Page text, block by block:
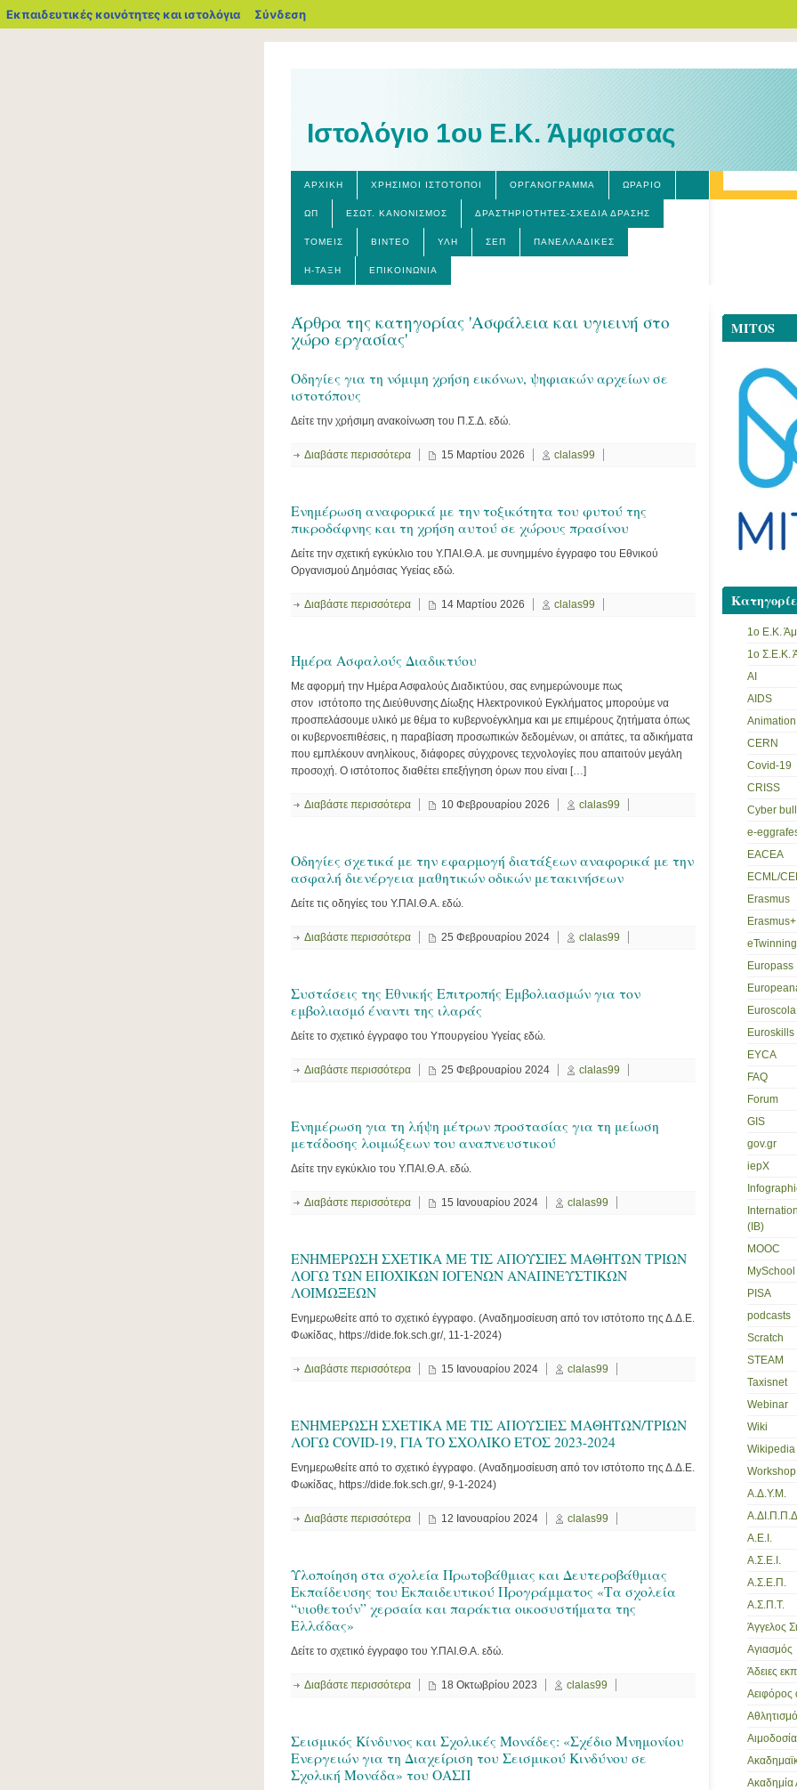
Εκπαιδευτικές κοινότητες και ιστολόγια blogs.sch.gr
Σύνδεση
Ιστολόγιο 1ου Ε.Κ. Άμφισσας
ΑΡΧΙΚΉ ΧΡΗΣΙΜΟΙ ΙΣΤΟΤΟΠΟΙ ΟΡΓΑΝΌΓΡΑΜΜΑ ΩΡΆΡΙΟ
ΩΠ ΕΣΩΤ. ΚΑΝΟΝΙΣΜΌΣ ΔΡΑΣΤΗΡΙΌΤΗΤΕΣ-ΣΧΈΔΙΑ ΔΡΆΣΗΣ
ΤΟΜΕΊΣ ΒΊΝΤΕΟ ΎΛΗ ΣΕΠ ΠΑΝΕΛΛΑΔΙΚΈΣ
Η-ΤΆΞΗ ΕΠΙΚΟΙΝΩΝΊΑ
Άρθρα της κατηγορίας 'Ασφάλεια και υγιεινή στο
χώρο εργασίας'
Οδηγίες για τη νόμιμη χρήση εικόνων, ψηφιακών αρχείων σε
ιστοτόπους
Δείτε την χρήσιμη ανακοίνωση του Π.Σ.Δ. εδώ.
Διαβάστε περισσότερα 15 Μαρτίου 2026 clalas99
Ενημέρωση αναφορικά με την τοξικότητα του φυτού της
πικροδάφνης και τη χρήση αυτού σε χώρους πρασίνου
Δείτε την σχετική εγκύκλιο του Υ.ΠΑΙ.Θ.Α. με συνημμένο έγγραφο του Εθνικού
Οργανισμού Δημόσιας Υγείας εδώ.
Διαβάστε περισσότερα 14 Μαρτίου 2026 clalas99
Ημέρα Ασφαλούς Διαδικτύου
Με αφορμή την Ημέρα Ασφαλούς Διαδικτύου, σας ενημερώνουμε πως
στον ιστότοπο της Διεύθυνσης Δίωξης Ηλεκτρονικού Εγκλήματος μπορούμε να
προσπελάσουμε υλικό με θέμα το κυβερνοέγκλημα και με επιμέρους ζητήματα όπως
οι κυβερνοεπιθέσεις, η παραβίαση προσωπικών δεδομένων, οι απάτες, τα αδικήματα
που εμπλέκουν ανηλίκους, διάφορες σύγχρονες τεχνολογίες που απαιτούν μεγάλη
προσοχή. Ο ιστότοπος διαθέτει επεξήγηση όρων που είναι […]
Διαβάστε περισσότερα 10 Φεβρουαρίου 2026 clalas99
Οδηγίες σχετικά με την εφαρμογή διατάξεων αναφορικά με την
ασφαλή διενέργεια μαθητικών οδικών μετακινήσεων
Δείτε τις οδηγίες του Υ.ΠΑΙ.Θ.Α. εδώ.
Διαβάστε περισσότερα 25 Φεβρουαρίου 2024 clalas99
Συστάσεις της Εθνικής Επιτροπής Εμβολιασμών για τον
εμβολιασμό έναντι της ιλαράς
Δείτε το σχετικό έγγραφο του Υπουργείου Υγείας εδώ.
Διαβάστε περισσότερα 25 Φεβρουαρίου 2024 clalas99
Ενημέρωση για τη λήψη μέτρων προστασίας για τη μείωση
μετάδοσης λοιμώξεων του αναπνευστικού
Δείτε την εγκύκλιο του Υ.ΠΑΙ.Θ.Α. εδώ.
Διαβάστε περισσότερα 15 Ιανουαρίου 2024 clalas99
ΕΝΗΜΕΡΩΣΗ ΣΧΕΤΙΚΑ ΜΕ ΤΙΣ ΑΠΟΥΣΙΕΣ ΜΑΘΗΤΩΝ ΤΡΙΩΝ
ΛΟΓΩ ΤΩΝ ΕΠΟΧΙΚΩΝ ΙΟΓΕΝΩΝ ΑΝΑΠΝΕΥΣΤΙΚΩΝ
ΛΟΙΜΩΞΕΩΝ
Ενημερωθείτε από το σχετικό έγγραφο. (Αναδημοσίευση από τον ιστότοπο της Δ.Δ.Ε.
Φωκίδας, https://dide.fok.sch.gr/, 11-1-2024)
Διαβάστε περισσότερα 15 Ιανουαρίου 2024 clalas99
ΕΝΗΜΕΡΩΣΗ ΣΧΕΤΙΚΑ ΜΕ ΤΙΣ ΑΠΟΥΣΙΕΣ ΜΑΘΗΤΩΝ/ΤΡΙΩΝ
ΛΟΓΩ COVID-19, ΓΙΑ ΤΟ ΣΧΟΛΙΚΟ ΕΤΟΣ 2023-2024
Ενημερωθείτε από το σχετικό έγγραφο. (Αναδημοσίευση από τον ιστότοπο της Δ.Δ.Ε.
Φωκίδας, https://dide.fok.sch.gr/, 9-1-2024)
Διαβάστε περισσότερα 12 Ιανουαρίου 2024 clalas99
Υλοποίηση στα σχολεία Πρωτοβάθμιας και Δευτεροβάθμιας
Εκπαίδευσης του Εκπαιδευτικού Προγράμματος «Τα σχολεία
“υιοθετούν” χερσαία και παράκτια οικοσυστήματα της
Ελλάδας»
Δείτε το σχετικό έγγραφο του Υ.ΠΑΙ.Θ.Α. εδώ.
Διαβάστε περισσότερα 18 Οκτωβρίου 2023 clalas99
Σεισμικός Κίνδυνος και Σχολικές Μονάδες: «Σχέδιο Μνημονίου
Ενεργειών για τη Διαχείριση του Σεισμικού Κινδύνου σε
Σχολική Μονάδα» του ΟΑΣΠ
MITOS
1ο Ε.Κ.
1ο Σ.Ε.Κ.
AI
AIDS
Animation
CERN
Covid-19
CRISS
Cyber
e-
EACEA
ECML/
Erasmus
Erasmus+
eTwinning
Europass
Euroscola
Euroskills
EYCA
FAQ
Forum
GIS
gov.gr
iepX
(IB)
MOOC
MySchool
PISA
podcasts
Scratch
STEAM
Taxisnet
Webinar
Wiki
Wikipedia
Workshop
Α.Δ.Υ.Μ.
Α.Ε.Ι.
Α.Σ.Ε.Ι.
Α.Σ.Ε.Π.
Α.Σ.Π.Τ.
Άγγελος
Αγιασμός
Άδειες
Αειφόρος
Αιμοδοσία